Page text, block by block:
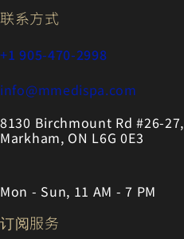
联系方式
+1 905-470-2998
info@mmedispa.com
8130 Birchmount Rd #26-27,
Markham, ON L6G 0E3
Mon - Sun, 11 AM - 7 PM
订阅服务